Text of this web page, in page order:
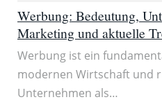
Werbung: Bedeutung,
Marketing und aktuelle
Werbung ist ein
modernen Wirtschaft und
Unternehmen als…